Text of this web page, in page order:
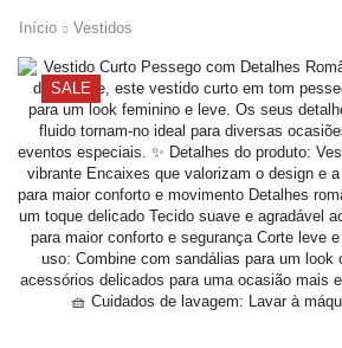
Início Vestidos
SALE